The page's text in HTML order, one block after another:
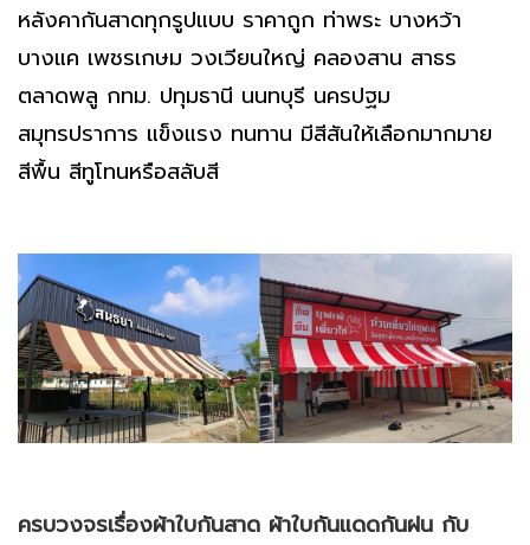
หลังคากันสาดทุกรูปแบบ ราคาถูก ท่าพระ บางหว้า
บางแค เพชรเกษม วงเวียนใหญ่ คลองสาน สาธร
ตลาดพลู กทม. ปทุมธานี นนทบุรี นครปฐม
สมุทรปราการ แข็งแรง ทนทาน มีสีสันให้เลือกมากมาย
สีพื้น สีทูโทนหรือสลับสี
ครบวงจรเรื่องผ้าใบกันสาด ผ้าใบกันแดดกันฝน กับ